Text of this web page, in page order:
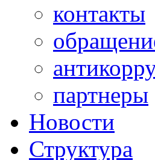
контакты
партнеры
Новости
Структура